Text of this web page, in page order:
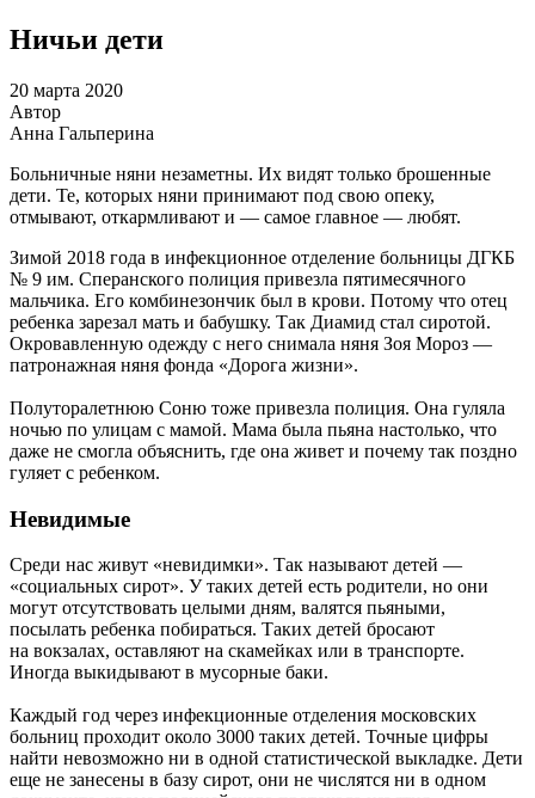
Ничьи дети
20 марта 2020
Автор
Анна Гальперина
Больничные няни незаметны. Их видят только брошенные
дети. Те, которых няни принимают под свою опеку,
отмывают, откармливают и — самое главное — любят.
Зимой 2018 года в инфекционное отделение больницы ДГКБ
№ 9 им. Сперанского полиция привезла пятимесячного
мальчика. Его комбинезончик был в крови. Потому что отец
ребенка зарезал мать и бабушку. Так Диамид стал сиротой.
Окровавленную одежду с него снимала няня Зоя Мороз —
патронажная няня фонда «Дорога жизни».
Полуторалетнюю Соню тоже привезла полиция. Она гуляла
ночью по улицам с мамой. Мама была пьяна настолько, что
даже не смогла объяснить, где она живет и почему так поздно
гуляет с ребенком.
Невидимые
Среди нас живут «невидимки». Так называют детей —
«социальных сирот». У таких детей есть родители, но они
могут отсутствовать целыми дням, валятся пьяными,
посылать ребенка побираться. Таких детей бросают
на вокзалах, оставляют на скамейках или в транспорте.
Иногда выкидывают в мусорные баки.
Каждый год через инфекционные отделения московских
больниц проходит около 3000 таких детей. Точные цифры
найти невозможно ни в одной статистической выкладке. Дети
еще не занесены в базу сирот, они не числятся ни в одном